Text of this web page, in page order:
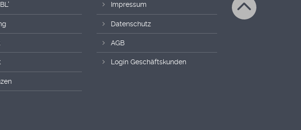
Impressum
Datenschutz
AGB
Login Geschäftskunden